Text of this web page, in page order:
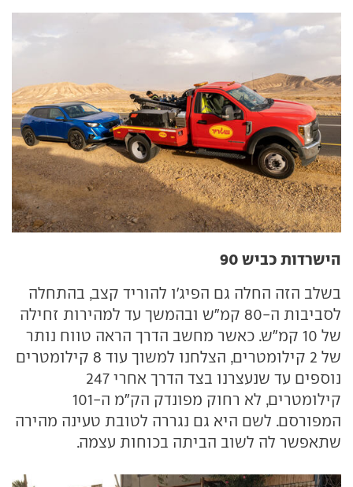
הישרדות כביש 90
בשלב הזה החלה גם הפיג'ו להוריד קצב, בהתחלה
לסביבות ה-80 קמ"ש ובהמשך עד למהירות זחילה
של 10 קמ"ש. כאשר מחשב הדרך הראה טווח נותר
של 2 קילומטרים, הצלחנו למשוך עוד 8 קילומטרים
נוספים עד שנעצרנו בצד הדרך אחרי 247
קילומטרים, לא רחוק מפונדק הק"מ ה-101
המפורסם. לשם היא גם נגררה לטובת טעינה מהירה
שתאפשר לה לשוב הביתה בכוחות עצמה.